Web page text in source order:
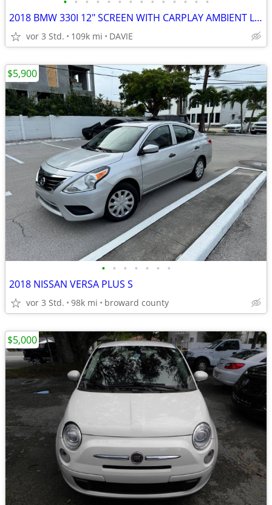
2018 BMW 330I 12" SCREEN WITH CARPLAY AMBIENT LIGHTS AND MORE !
vor 3 Std. 109k mi DAVIE
• • • • • • •
2018 NISSAN VERSA PLUS S
vor 3 Std. 98k mi broward county
$5,900
$5,000